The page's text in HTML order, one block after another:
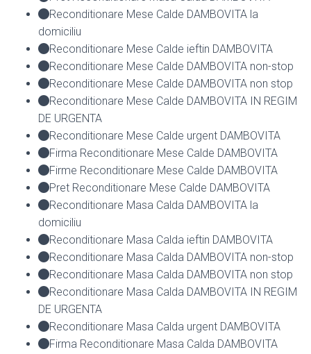
Reconditionare Mese Calde DAMBOVITA la
domiciliu
Reconditionare Mese Calde ieftin DAMBOVITA
Reconditionare Mese Calde DAMBOVITA non-stop
Reconditionare Mese Calde DAMBOVITA non stop
Reconditionare Mese Calde DAMBOVITA IN REGIM
DE URGENTA
Reconditionare Mese Calde urgent DAMBOVITA
Firma Reconditionare Mese Calde DAMBOVITA
Firme Reconditionare Mese Calde DAMBOVITA
Pret Reconditionare Mese Calde DAMBOVITA
Reconditionare Masa Calda DAMBOVITA la
domiciliu
Reconditionare Masa Calda ieftin DAMBOVITA
Reconditionare Masa Calda DAMBOVITA non-stop
Reconditionare Masa Calda DAMBOVITA non stop
Reconditionare Masa Calda DAMBOVITA IN REGIM
DE URGENTA
Reconditionare Masa Calda urgent DAMBOVITA
Firma Reconditionare Masa Calda DAMBOVITA